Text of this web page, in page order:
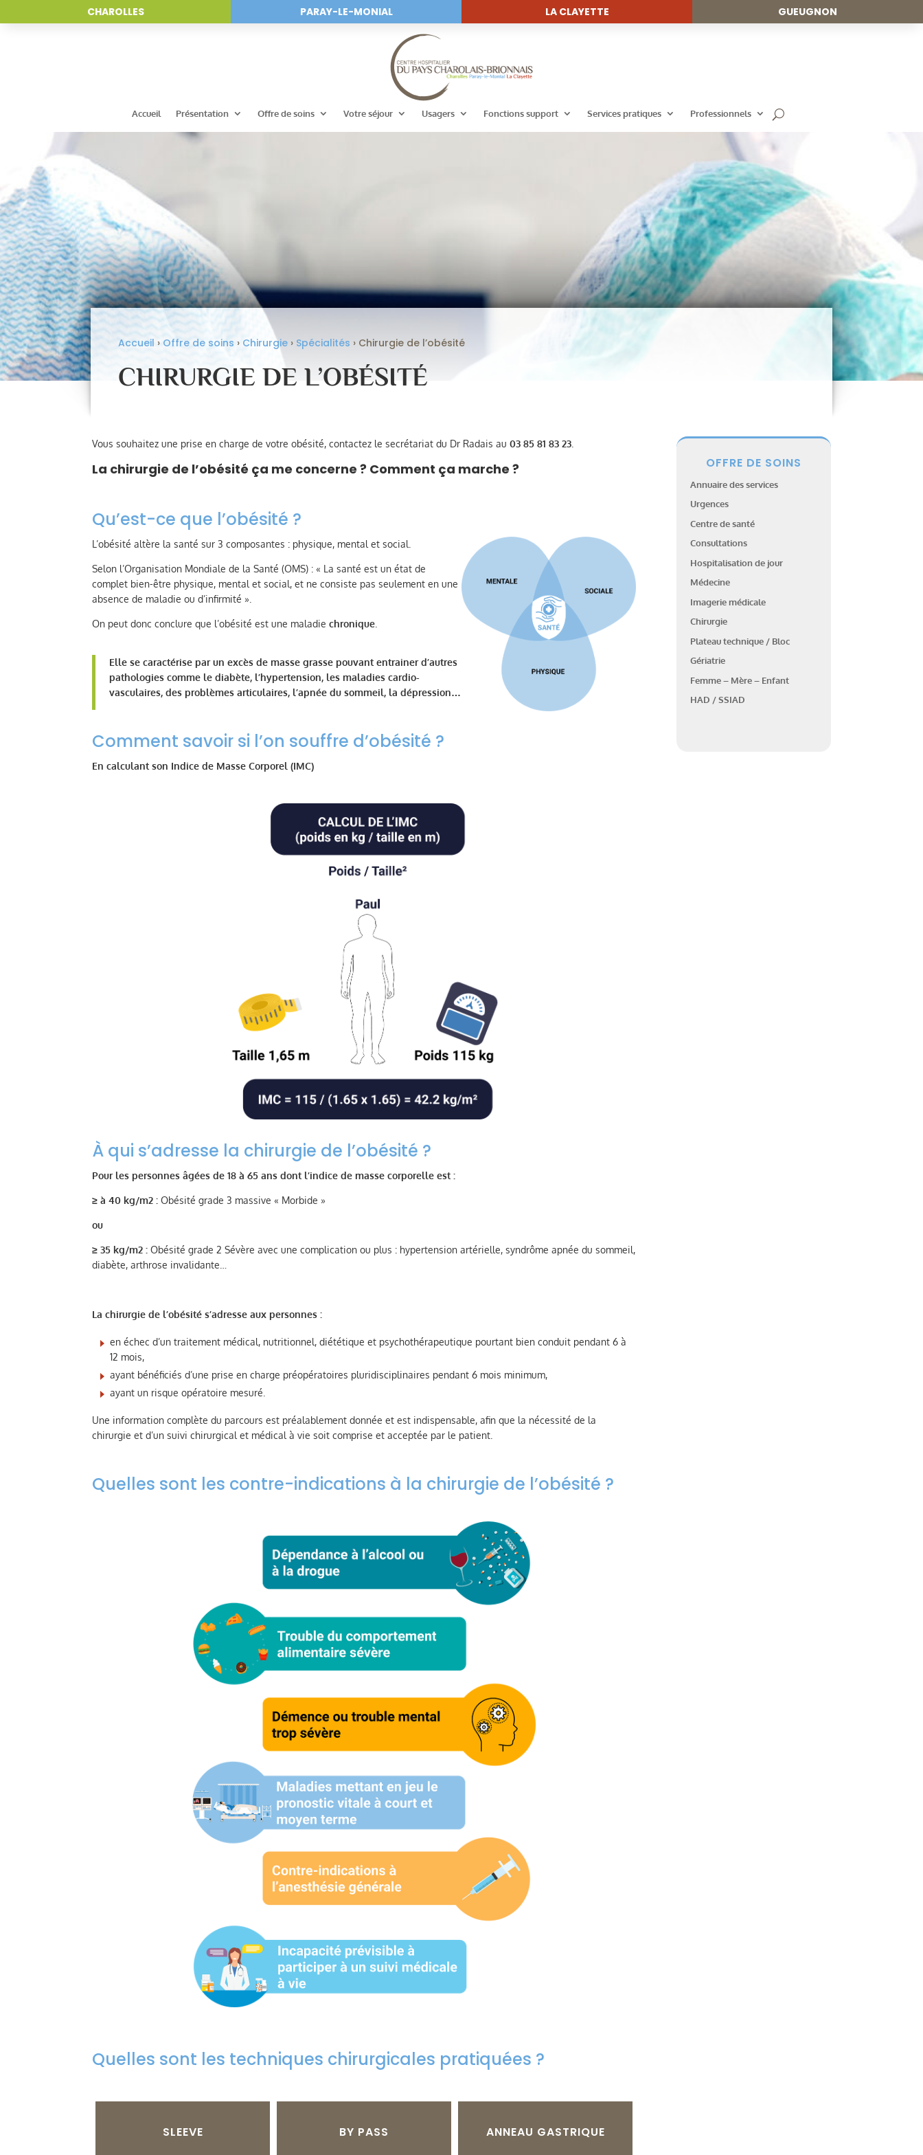
CHAROLLES PARAY-LE-MONIAL LA CLAYETTE GUEUGNON
Accueil Présentation Offre de soins Votre séjour Usagers Fonctions support Services pratiques Professionnels
Accueil › Offre de soins › Chirurgie › Spécialités › Chirurgie de l’obésité
CHIRURGIE DE L’OBÉSITÉ
Vous souhaitez une prise en charge de votre obésité, contactez le secrétariat du Dr Radais au03 85 81 83 23
La chirurgie de l’obésité ça me concerne ? Comment ça marche ?
Qu’est-ce que l’obésité ?
L’obésité altère la santé sur 3 composantes : physique, mental et social.
Selon l’Organisation Mondiale de la Santé (OMS) : « La santé est un état de
complet bien-être physique, mental et social, et ne consiste pas seulement en une
absence de maladie ou d’infirmité ».
On peut donc conclure que l’obésité est une maladiechronique
Elle se caractérise par un excès de masse grasse pouvant entrainer d’autres
pathologies comme le diabète, l’hypertension, les maladies cardio-
vasculaires, des problèmes articulaires, l’apnée du sommeil, la dépression…
Comment savoir si l’on souffre d’obésité ?
En calculant son Indice de Masse Corporel (IMC)
À qui s’adresse la chirurgie de l’obésité ?
Pour les personnes âgées de 18 à 65 ans dont l’indice de masse corporelle est :
≥ à 40 kg/m2 : Obésité grade 3 massive « Morbide »
ou
≥ 35 kg/m2 : Obésité grade 2 Sévère avec une complication ou plus : hypertension artérielle, syndrôme apnée du sommeil,
diabète, arthrose invalidante…
La chirurgie de l’obésité s’adresse aux personnes :
en échec d’un traitement médical, nutritionnel, diététique et psychothérapeutique pourtant bien conduit pendant 6 à
12 mois,
ayant bénéficiés d’une prise en charge préopératoires pluridisciplinaires pendant 6 mois minimum,
ayant un risque opératoire mesuré.
Une information complète du parcours est préalablement donnée et est indispensable, afin que la nécessité de la
chirurgie et d’un suivi chirurgical et médical à vie soit comprise et acceptée par le patient.
Quelles sont les contre-indications à la chirurgie de l’obésité ?
Quelles sont les techniques chirurgicales pratiquées ?
SLEEVE BY PASS ANNEAU GASTRIQUE
OFFRE DE SOINS
Annuaire des services
Urgences
Centre de santé
Consultations
Hospitalisation de jour
Médecine
Imagerie médicale
Chirurgie
Plateau technique / Bloc
Gériatrie
Femme – Mère – Enfant
HAD / SSIAD